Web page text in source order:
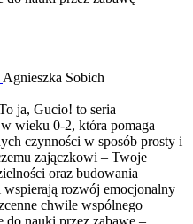
Agnieszka Sobich
ja, Gucio! to seria
wieku 0-2, która pomaga
czynności w sposób prosty i
zajączkowi – Twoje
oraz budowania
rozwój emocjonalny
chwile wspólnego
nauki przez zabawę –